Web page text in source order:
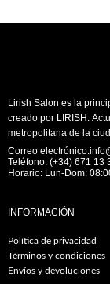
Lirish Salon es la
creado por LIRISH.
metropolitana de la
Correo
Teléfono: (+34) 671 13
Horario: Lun-Dom:
INFORMACIÓN
Política de privacidad
Términos y condiciones
Envíos y devoluciones